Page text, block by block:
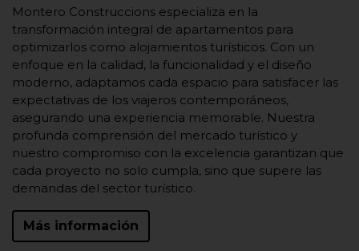
Montero Construccions especializa en la
transformación integral de apartamentos para
optimizarlos como alojamientos turísticos. Con un
enfoque en la calidad, la funcionalidad y el diseño
moderno, adaptamos cada espacio para satisfacer las
expectativas de los viajeros contemporáneos,
asegurando una experiencia memorable. Nuestra
profunda comprensión del mercado turístico y
nuestro compromiso con la excelencia garantizan que
cada proyecto no solo cumpla, sino que supere las
demandas del sector turístico.
Más información